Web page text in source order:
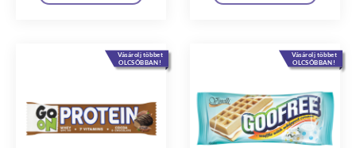
Vásárolj többet
OLCSÓBBAN!
Vásárolj többet
OLCSÓBBAN!